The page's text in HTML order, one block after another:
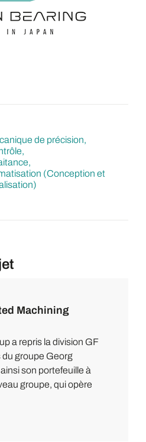
de précision
(Conception et
Machining
a repris la division GF
groupe Georg
son portefeuille à
groupe, qui opère